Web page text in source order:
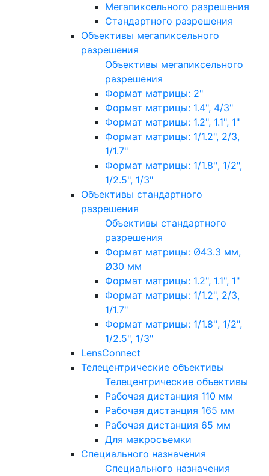
Мегапиксельного разрешения
Стандартного разрешения
Объективы мегапиксельного
разрешения
Объективы мегапиксельного
разрешения
Формат матрицы: 2"
Формат матрицы: 1.4", 4/3"
Формат матрицы: 1.2", 1.1", 1"
Формат матрицы: 1/1.2", 2/3,
1/1.7"
Формат матрицы: 1/1.8'', 1/2",
1/2.5", 1/3"
Объективы стандартного
разрешения
Объективы стандартного
разрешения
Формат матрицы: Ø43.3 мм,
Ø30 мм
Формат матрицы: 1.2", 1.1", 1"
Формат матрицы: 1/1.2", 2/3,
1/1.7"
Формат матрицы: 1/1.8'', 1/2",
1/2.5", 1/3"
LensConnect
Телецентрические объективы
Телецентрические объективы
Рабочая дистанция 110 мм
Рабочая дистанция 165 мм
Рабочая дистанция 65 мм
Для макросъемки
Специального назначения
Специального назначения